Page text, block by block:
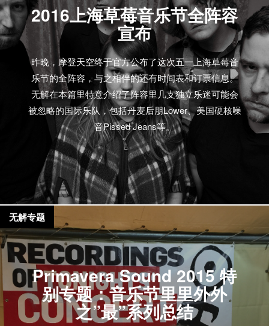
2016上海草莓音乐节全阵容
宣布
昨晚，摩登天空终于官方公布了这次五一上海草莓音
乐节的全阵容，与之相伴的还有时间表和订票信息。
无解在本篇里特意介绍了阵容里几支独立乐迷可能会
被忽略的国际乐队，包括丹麦后朋Lower、美国硬核噪
音Pissed Jeans等。
Primavera Sound 2015 特
别专题：音乐节里里外外
之”最”系列总结
无解专题